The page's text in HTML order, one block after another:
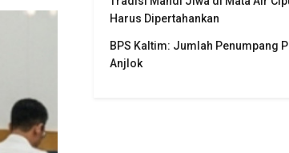
Harus Dipertahankan
BPS Kaltim: Jumlah Penumpang
Anjlok